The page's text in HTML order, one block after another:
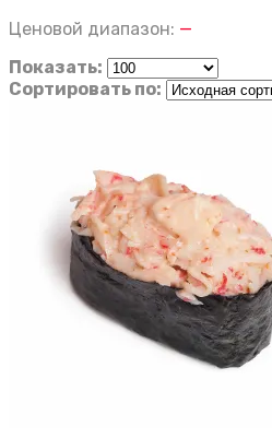
Ценовой диапазон: —
Показать:
Сортировать по: